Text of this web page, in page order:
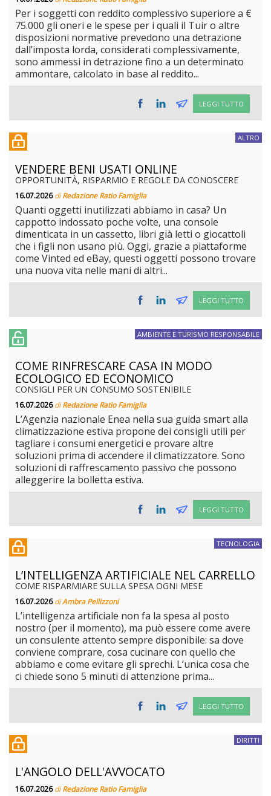
Per i soggetti con reddito complessivo superiore a €
75.000 gli oneri e le spese per i quali il Tuir o altre
disposizioni normative prevedono una detrazione
dall’imposta lorda, considerati complessivamente,
sono ammessi in detrazione fino a un determinato
ammontare, calcolato in base al reddito...
LEGGI TUTTO
ALTRO
VENDERE BENI USATI ONLINE
OPPORTUNITÀ, RISPARMIO E REGOLE DA CONOSCERE
16.07.2026diRedazione Ratio Famiglia
Quanti oggetti inutilizzati abbiamo in casa? Un
cappotto indossato poche volte, una console
dimenticata in un cassetto, libri già letti o giocattoli
che i figli non usano più. Oggi, grazie a piattaforme
come Vinted ed eBay, questi oggetti possono trovare
una nuova vita nelle mani di altri...
LEGGI TUTTO
AMBIENTE E TURISMO RESPONSABILE
COME RINFRESCARE CASA IN MODO
ECOLOGICO ED ECONOMICO
CONSIGLI PER UN CONSUMO SOSTENIBILE
16.07.2026diRedazione Ratio Famiglia
L’Agenzia nazionale Enea nella sua guida smart alla
climatizzazione estiva propone dei consigli utili per
tagliare i consumi energetici e provare altre
soluzioni prima di accendere il climatizzatore. Sono
soluzioni di raffrescamento passivo che possono
alleggerire la bolletta estiva.
LEGGI TUTTO
TECNOLOGIA
L’INTELLIGENZA ARTIFICIALE NEL CARRELLO
COME RISPARMIARE SULLA SPESA OGNI MESE
16.07.2026diAmbra Pellizzoni
L’intelligenza artificiale non fa la spesa al posto
nostro (per il momento), ma può essere come avere
un consulente attento sempre disponibile: sa dove
conviene comprare, cosa cucinare con quello che
abbiamo e come evitare gli sprechi. L’unica cosa che
ci chiede sono 5 minuti di attenzione prima...
LEGGI TUTTO
DIRITTI
L'ANGOLO DELL'AVVOCATO
16.07.2026diRedazione Ratio Famiglia